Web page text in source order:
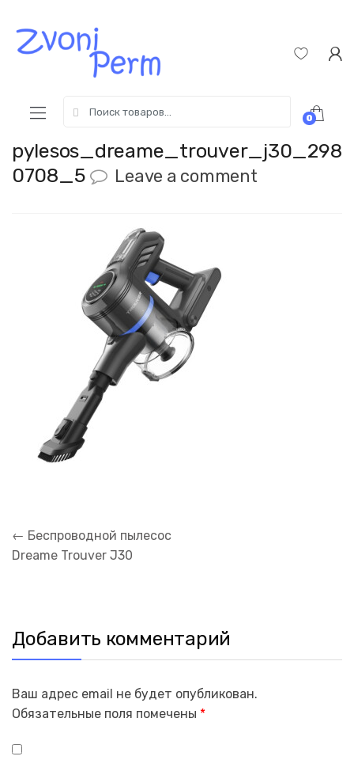
navigation
содержимому
for:
0
pylesos_dreame_trouver_j30_298
0708_5
Leave a comment
Навигация
по
← Беспроводной пылесос
Dreame Trouver J30
Добавить комментарий
Ваш адрес email не будет опубликован.
Обязательные поля помечены *